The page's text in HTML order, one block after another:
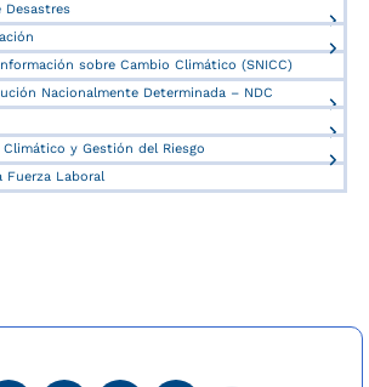
Desastres
sobre Cambio Climático (SNICC)
Nacionalmente Determinada – NDC
y Gestión del Riesgo
Fuerza Laboral